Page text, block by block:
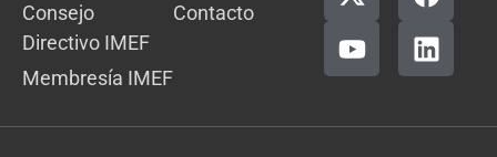
Consejo
Directivo IMEF
Membresía IMEF
Contacto